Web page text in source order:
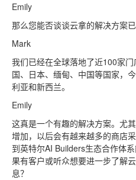
Emily
那么您能否谈谈云拿的解决方案
Mark
我们已经在全球落地了近100家
国、日本、缅甸、中国等国家，
利亚和新西兰。
Emily
这真是一个有趣的解决方案。尤
增加，以后会有越来越多的商店
到英特尔AI Builders生态合作体
果有客户或听众想要进一步了解
息？